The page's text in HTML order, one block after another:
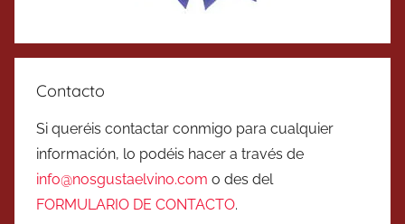
Contacto
Si queréis contactar conmigo para cualquier
información, lo podéis hacer a través de
info@nosgustaelvino.com o des del
FORMULARIO DE CONTACTO.